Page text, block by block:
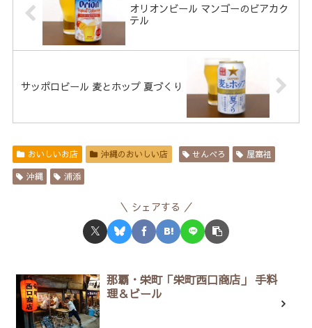
オリオンビール マンゴーのビアカク
テル
サッポロビール 麦とホップ 夏づくり
おいしいお店 沖縄のおいしい店 せんべろ
屋富祖
沖縄
浦添
シェアする
那覇・栄町「栄町西口商店」 手料
理＆ビール